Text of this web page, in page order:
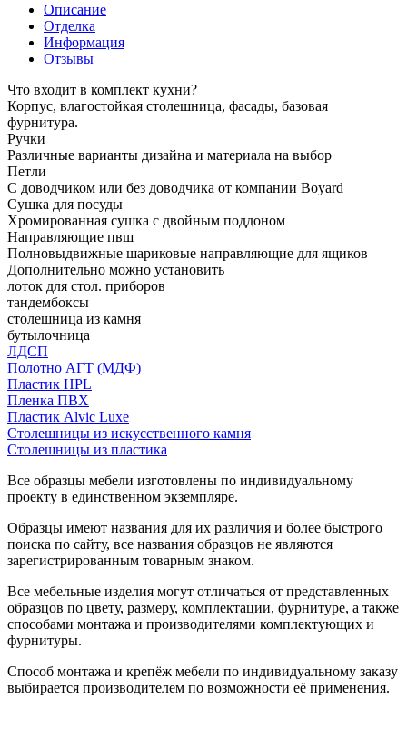
Описание
Отделка
Информация
Отзывы
Что входит в комплект кухни?
Корпус, влагостойкая столешница, фасады, базовая
фурнитура.
Ручки
Различные варианты дизайна и материала на выбор
Петли
С доводчиком или без доводчика от компании Boyard
Сушка для посуды
Хромированная сушка с двойным поддоном
Направляющие пвш
Полновыдвижные шариковые направляющие для ящиков
Дополнительно можно установить
лоток для стол. приборов
тандембоксы
столешница из камня
бутылочница
ЛДСП
Полотно АГТ (МДФ)
Пластик HPL
Пленка ПВХ
Пластик Alvic Luxe
Столешницы из искусственного камня
Столешницы из пластика
Все образцы мебели изготовлены по индивидуальному
проекту в единственном экземпляре.
Образцы имеют названия для их различия и более быстрого
поиска по сайту, все названия образцов не являются
зарегистрированным товарным знаком.
Все мебельные изделия могут отличаться от представленных
образцов по цвету, размеру, комплектации, фурнитуре, а также
способами монтажа и производителями комплектующих и
фурнитуры.
Способ монтажа и крепёж мебели по индивидуальному заказу
выбирается производителем по возможности её применения.